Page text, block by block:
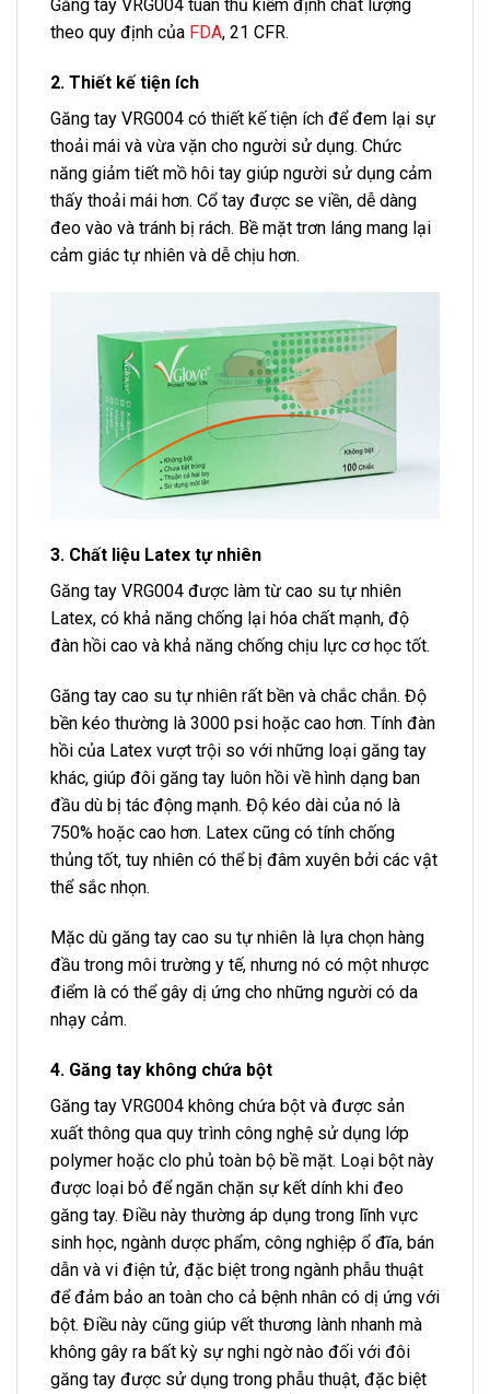
Găng tay VRG004 tuân thủ kiểm định chất lượng
theo quy định của FDA, 21 CFR.
2. Thiết kế tiện ích
Găng tay VRG004 có thiết kế tiện ích để đem lại sự
thoải mái và vừa vặn cho người sử dụng. Chức
năng giảm tiết mồ hôi tay giúp người sử dụng cảm
thấy thoải mái hơn. Cổ tay được se viền, dễ dàng
đeo vào và tránh bị rách. Bề mặt trơn láng mang lại
cảm giác tự nhiên và dễ chịu hơn.
3. Chất liệu Latex tự nhiên
Găng tay VRG004 được làm từ cao su tự nhiên
Latex, có khả năng chống lại hóa chất mạnh, độ
đàn hồi cao và khả năng chống chịu lực cơ học tốt.
Găng tay cao su tự nhiên rất bền và chắc chắn. Độ
bền kéo thường là 3000 psi hoặc cao hơn. Tính đàn
hồi của Latex vượt trội so với những loại găng tay
khác, giúp đôi găng tay luôn hồi về hình dạng ban
đầu dù bị tác động mạnh. Độ kéo dài của nó là
750% hoặc cao hơn. Latex cũng có tính chống
thủng tốt, tuy nhiên có thể bị đâm xuyên bởi các vật
thể sắc nhọn.
Mặc dù găng tay cao su tự nhiên là lựa chọn hàng
đầu trong môi trường y tế, nhưng nó có một nhược
điểm là có thể gây dị ứng cho những người có da
nhạy cảm.
4. Găng tay không chứa bột
Găng tay VRG004 không chứa bột và được sản
xuất thông qua quy trình công nghệ sử dụng lớp
polymer hoặc clo phủ toàn bộ bề mặt. Loại bột này
được loại bỏ để ngăn chặn sự kết dính khi đeo
găng tay. Điều này thường áp dụng trong lĩnh vực
sinh học, ngành dược phẩm, công nghiệp ổ đĩa, bán
dẫn và vi điện tử, đặc biệt trong ngành phẫu thuật
để đảm bảo an toàn cho cả bệnh nhân có dị ứng với
bột. Điều này cũng giúp vết thương lành nhanh mà
không gây ra bất kỳ sự nghi ngờ nào đối với đôi
găng tay được sử dụng trong phẫu thuật, đặc biệt